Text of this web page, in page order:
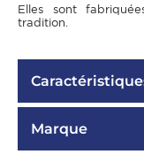
Elles sont
tradition.
Marque